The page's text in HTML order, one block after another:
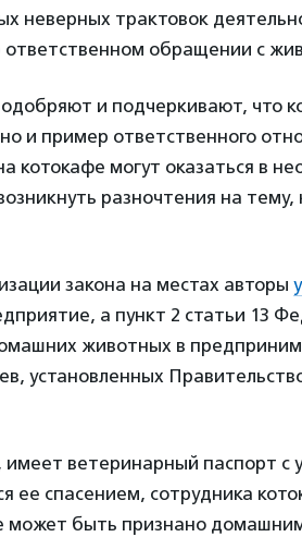
неверных трактовок
обращении с
и подчеркивают, что
и пример ответственного
котокафе могут оказаться в
разночтения на тему,
закона на местах авторы
а пункт 2 статьи 13
животных в
установленных
ветеринарный паспорт с
ее спасением, сотрудника
быть признано